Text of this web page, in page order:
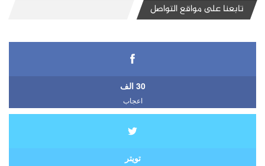
تابعنا على مواقع التواصل
30 الف
اعجاب
تويتر